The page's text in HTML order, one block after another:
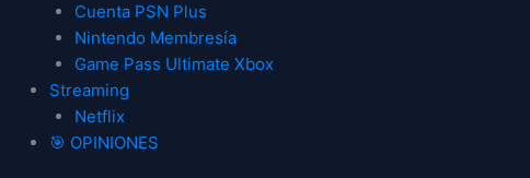
Cuenta PSN Plus
Nintendo Membresía
Game Pass Ultimate Xbox
Streaming
Netflix
🎯 OPINIONES